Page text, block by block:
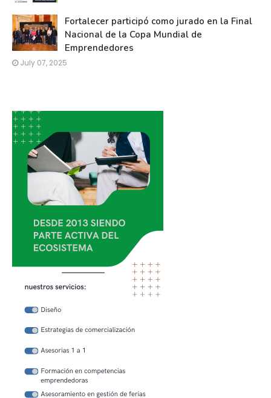
Fortalecer participó como jurado en la Final
Nacional de la Copa Mundial de
Emprendedores
July 07, 2025